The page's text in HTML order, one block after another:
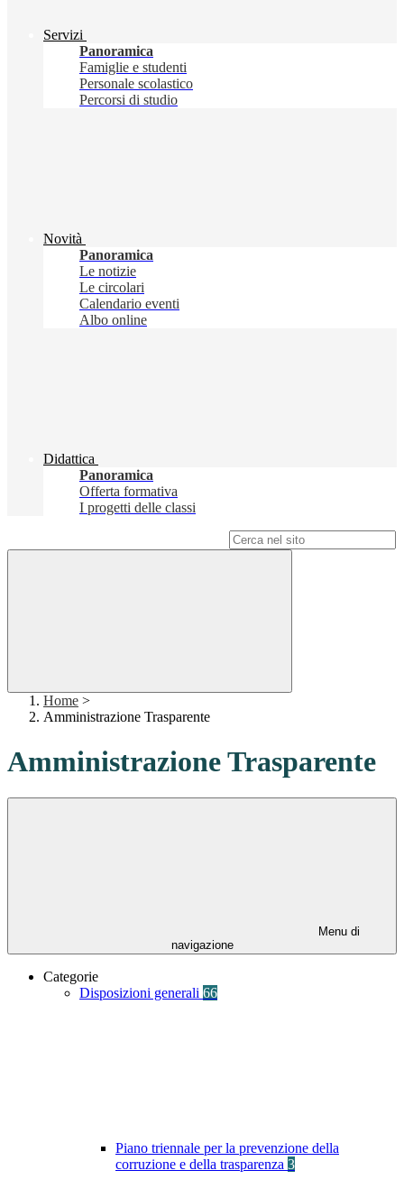
Servizi
Panoramica
Famiglie e studenti
Personale scolastico
Percorsi di studio
Novità
Panoramica
Le notizie
Le circolari
Calendario eventi
Albo online
Didattica
Panoramica
Offerta formativa
I progetti delle classi
Home >
Amministrazione Trasparente
Amministrazione Trasparente
Menu di
navigazione
Categorie
Disposizioni generali 66
Piano triennale per la prevenzione della
corruzione e della trasparenza 3